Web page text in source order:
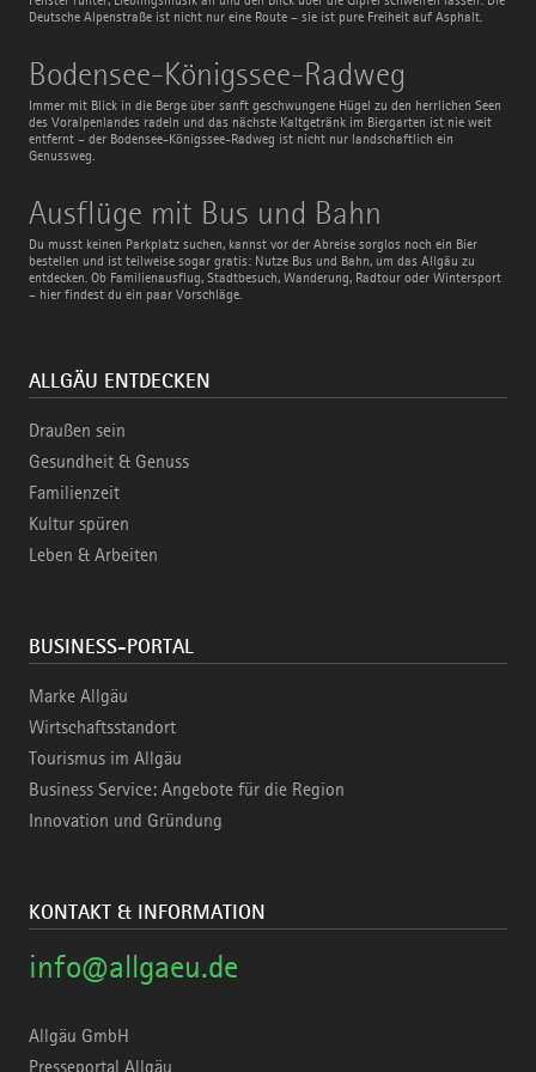
Deutsche Alpenstraße ist nicht nur eine Route – sie ist pure Freiheit auf Asphalt.
Bodensee-Königssee-Radweg
Immer mit Blick in die Berge über sanft geschwungene Hügel zu den herrlichen Seen
des Voralpenlandes radeln und das nächste Kaltgetränk im Biergarten ist nie weit
entfernt – der Bodensee-Königssee-Radweg ist nicht nur landschaftlich ein
Genussweg.
Bodensee-
Königssee-
Radweg
Ausflüge mit Bus und Bahn
Du musst keinen Parkplatz suchen, kannst vor der Abreise sorglos noch ein Bier
bestellen und ist teilweise sogar gratis: Nutze Bus und Bahn, um das Allgäu zu
entdecken. Ob Familienausflug, Stadtbesuch, Wanderung, Radtour oder Wintersport
– hier findest du ein paar Vorschläge.
Ausflüge
mit
Bus
und
Bahn
ALLGÄU ENTDECKEN
Draußen sein
Gesundheit & Genuss
Familienzeit
Kultur spüren
Leben & Arbeiten
BUSINESS-PORTAL
Marke Allgäu
Wirtschaftsstandort
Tourismus im Allgäu
Business Service: Angebote für die Region
Innovation und Gründung
KONTAKT & INFORMATION
info@allgaeu.de
Allgäu GmbH
Presseportal Allgäu